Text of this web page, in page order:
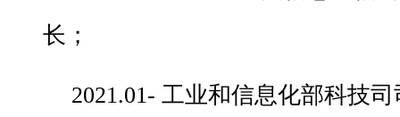
长；
2021.01- 工业和信息化部科技